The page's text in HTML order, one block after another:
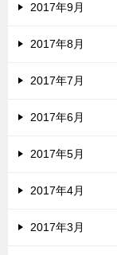
2017年9月
2017年8月
2017年7月
2017年6月
2017年5月
2017年4月
2017年3月